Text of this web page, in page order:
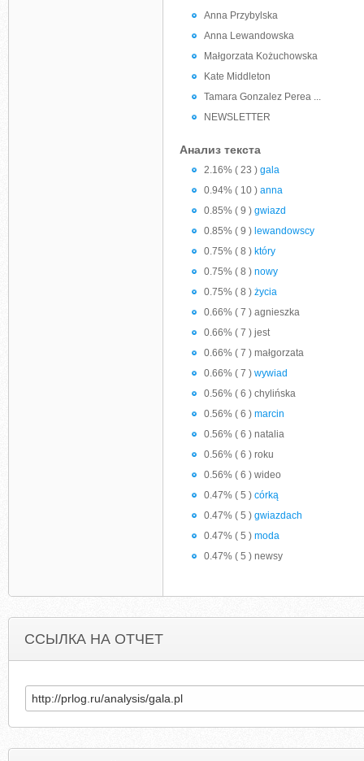
Anna Przybylska
Anna Lewandowska
Małgorzata Kożuchowska
Kate Middleton
Tamara Gonzalez Perea ...
NEWSLETTER
Анализ текста
2.16% ( 23 ) gala
0.94% ( 10 ) anna
0.85% ( 9 ) gwiazd
0.85% ( 9 ) lewandowscy
0.75% ( 8 ) który
0.75% ( 8 ) nowy
0.75% ( 8 ) życia
0.66% ( 7 ) agnieszka
0.66% ( 7 ) jest
0.66% ( 7 ) małgorzata
0.66% ( 7 ) wywiad
0.56% ( 6 ) chylińska
0.56% ( 6 ) marcin
0.56% ( 6 ) natalia
0.56% ( 6 ) roku
0.56% ( 6 ) wideo
0.47% ( 5 ) córką
0.47% ( 5 ) gwiazdach
0.47% ( 5 ) moda
0.47% ( 5 ) newsy
ССЫЛКА НА ОТЧЕТ